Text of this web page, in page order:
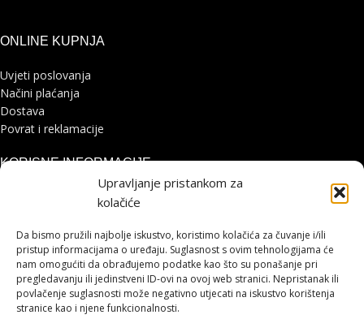
Upravljanje pristankom za
kolačiće
Da bismo pružili najbolje iskustvo, koristimo kolačića za čuvanje i/ili
pristup informacijama o uređaju. Suglasnost s ovim tehnologijama će
nam omogućiti da obrađujemo podatke kao što su ponašanje pri
pregledavanju ili jedinstveni ID-ovi na ovoj web stranici. Nepristanak ili
povlačenje suglasnosti može negativno utjecati na iskustvo korištenja
stranice kao i njene funkcionalnosti.
ONLINE KUPNJA
Uvjeti poslovanja
Načini plaćanja
Dostava
Povrat i reklamacije
KORISNE INFORMACIJE
Zaštita osobnih podataka
Pohvale i prigovori
Platforma za online rješavanje sporova
STRANICE